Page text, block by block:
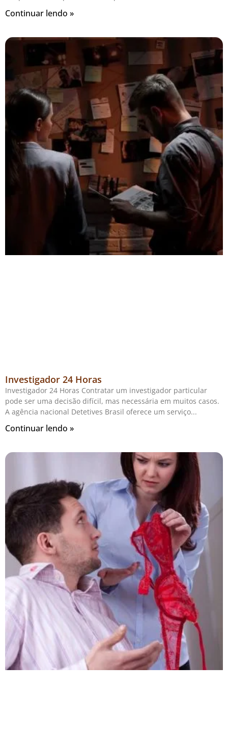
Continuar lendo »
Investigador 24 Horas
Investigador 24 Horas Contratar um investigador particular
pode ser uma decisão difícil, mas necessária em muitos casos.
A agência nacional Detetives Brasil oferece um serviço
Continuar lendo »